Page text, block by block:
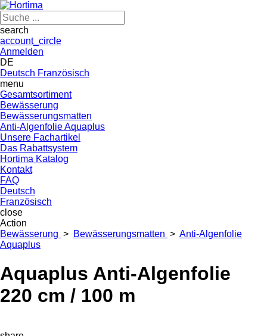
search
account_circle
Anmelden
DE
Deutsch Französisch
menu
Gesamtsortiment
Bewässerung
Bewässerungsmatten
Anti-Algenfolie Aquaplus
Unsere Fachartikel
Das Rabattsystem
Hortima Katalog
Kontakt
FAQ
Deutsch
Französisch
close
Action
Bewässerung > Bewässerungsmatten > Anti-Algenfolie
Aquaplus
Aquaplus Anti-Algenfolie
220 cm / 100 m